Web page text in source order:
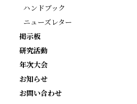
ハンドブック
ニューズレター
掲示板
研究活動
年次大会
お知らせ
お問い合わせ